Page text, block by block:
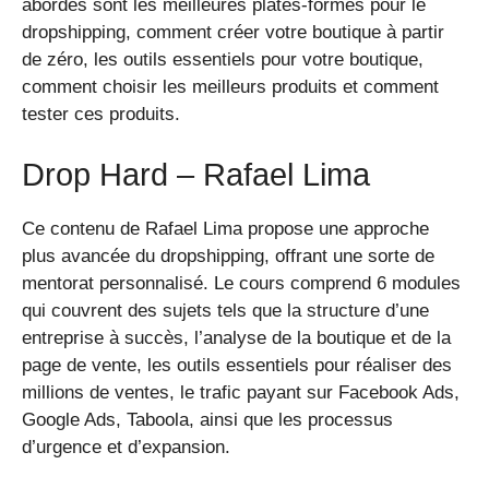
abordés sont les meilleures plates-formes pour le
dropshipping, comment créer votre boutique à partir
de zéro, les outils essentiels pour votre boutique,
comment choisir les meilleurs produits et comment
tester ces produits.
Drop Hard – Rafael Lima
Ce contenu de Rafael Lima propose une approche
plus avancée du dropshipping, offrant une sorte de
mentorat personnalisé. Le cours comprend 6 modules
qui couvrent des sujets tels que la structure d’une
entreprise à succès, l’analyse de la boutique et de la
page de vente, les outils essentiels pour réaliser des
millions de ventes, le trafic payant sur Facebook Ads,
Google Ads, Taboola, ainsi que les processus
d’urgence et d’expansion.